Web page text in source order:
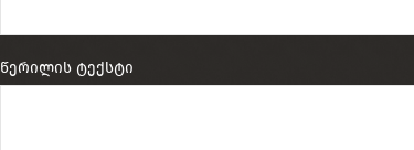
წერილის ტექსტი